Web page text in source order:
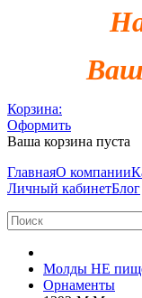
Корзина:
Оформить
Ваша корзина пуста
ГлавнаяО компании
Личный кабинетБлог
Молды НЕ
Орнаменты